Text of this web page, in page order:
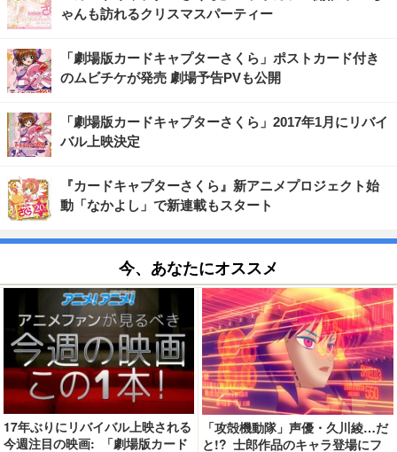
ゃんも訪れるクリスマスパーティー
「劇場版カードキャプターさくら」ポストカード付き
のムビチケが発売 劇場予告PVも公開
「劇場版カードキャプターさくら」2017年1月にリバイ
バル上映決定
『カードキャプターさくら』新アニメプロジェクト始
動「なかよし」で新連載もスタート
今、あなたにオススメ
17年ぶりにリバイバル上映される
今週注目の映画: 「劇場版カード
「攻殻機動隊」声優・久川綾…だ
と!? 士郎作品のキャラ登場にフ